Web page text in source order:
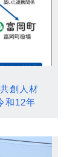
創人材
和12年